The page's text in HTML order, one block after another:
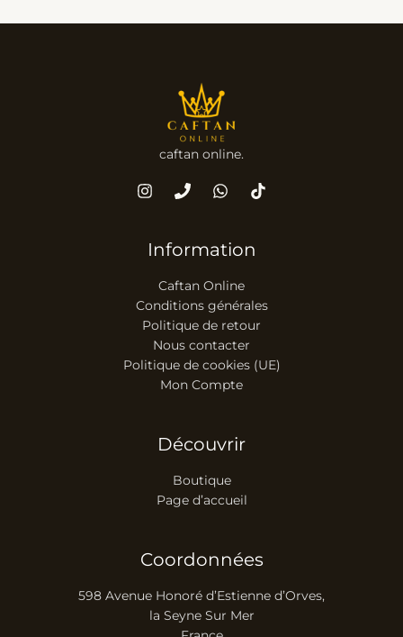
caftan online.
Information
Caftan Online
Conditions générales
Politique de retour
Nous contacter
Politique de cookies (UE)
Mon Compte
Découvrir
Boutique
Page d’accueil
Coordonnées
598 Avenue Honoré d’Estienne d’Orves,
la Seyne Sur Mer